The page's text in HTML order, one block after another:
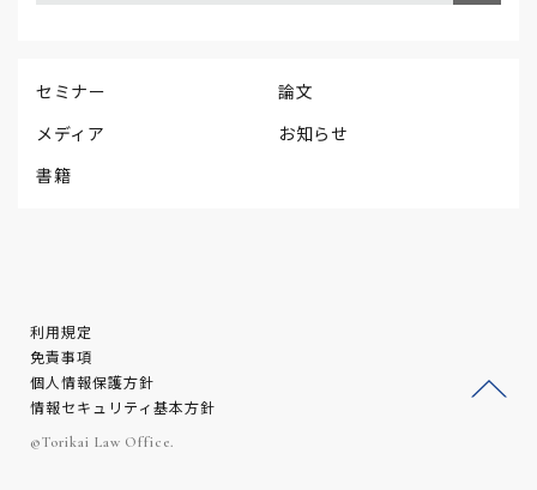
セミナー
論文
メディア
お知らせ
書籍
利用規定
免責事項
個人情報保護方針
情報セキュリティ基本方針
©Torikai Law Office.